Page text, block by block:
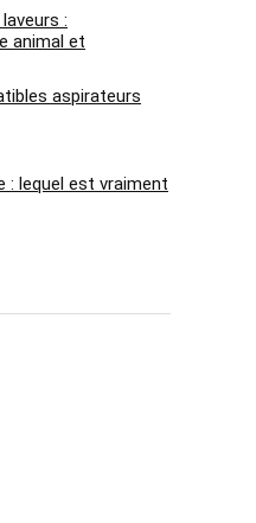
:
animal et
aspirateurs
: lequel est vraiment